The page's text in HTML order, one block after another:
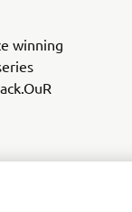
winning